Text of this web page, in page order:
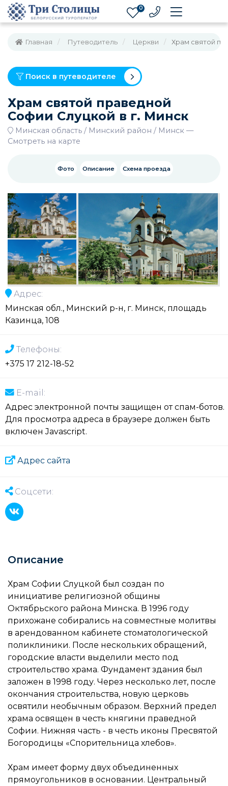
0
Главная Путеводитель Церкви Храм святой
Поиск в путеводителе
Храм святой праведной
Софии Слуцкой в г. Минск
Минская область Минский район Минск —
Смотреть на карте
Фото Описание Схема проезда
Адрес:
Минская обл., Минский р-н, г. Минск, площадь
Казинца, 108
Телефоны:
+375 17 212-18-52
E-mail:
Адрес электронной почты защищен от спам-ботов.
Для просмотра адреса в браузере должен быть
включен Javascript.
Адрес сайта
Соцсети:
Описание
Храм Софии Слуцкой был создан по
инициативе религиозной общины
Октябрьского района Минска. В 1996 году
прихожане собирались на совместные молитвы
в арендованном кабинете стоматологической
поликлиники. После нескольких обращений,
городские власти выделили место под
строительство храма. Фундамент здания был
заложен в 1998 году. Через несколько лет, после
окончания строительства, новую церковь
освятили необычным образом. Верхний предел
храма освящен в честь княгини праведной
Софии. Нижняя часть - в честь иконы Пресвятой
Богородицы «Спорительница хлебов».
Храм имеет форму двух объединенных
прямоугольников в основании. Центральный